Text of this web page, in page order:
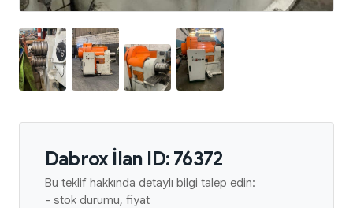
Dabrox İlan ID: 76372
Bu teklif hakkında detaylı bilgi talep edin:
- stok durumu, fiyat